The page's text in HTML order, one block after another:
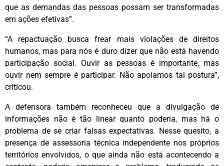
que as demandas das pessoas possam ser transformadas
em ações efetivas”.
“A repactuação busca frear mais violações de direitos
humanos, mas para nós é duro dizer que não está havendo
participação social. Ouvir as pessoas é importante, mas
ouvir nem sempre é participar. Não apoiamos tal postura”,
criticou.
A defensora também reconheceu que a divulgação de
informações não é tão linear quanto poderia, mas há o
problema de se criar falsas expectativas. Nesse quesito, a
presença de assessoria técnica independente nos próprios
territórios envolvidos, o que ainda não está acontecendo a